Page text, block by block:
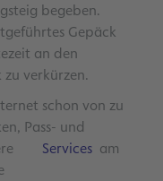
begeben.
Gepäck
an den
verkürzen.
schon von zu
Pass- und
Services am